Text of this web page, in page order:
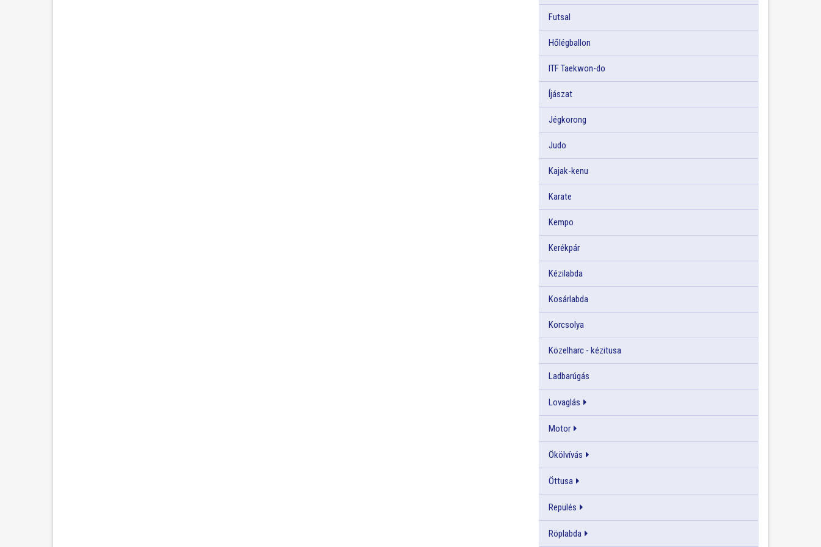
Futsal
Hőlégballon
ITF Taekwon-do
Íjászat
Jégkorong
Judo
Kajak-kenu
Karate
Kempo
Kerékpár
Kézilabda
Kosárlabda
Korcsolya
Közelharc - kézitusa
Ladbarúgás
Lovaglás
Motor
Ökölvívás
Öttusa
Repülés
Röplabda